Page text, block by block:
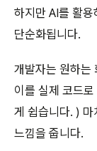
하지만 AI를 활
단순화됩니다.
개발자는 원하는
이를 실제 코드
게 쉽습니다. )
느낌을 줍니다.